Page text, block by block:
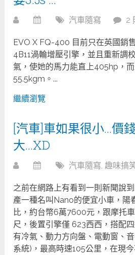
汽車隨寫 2
EVO X FQ-400 目前只在英國銷
4B11渦輪增壓引擎，並且重新調
氣，使她的馬力能直上405hp，
55.5kgm。...
繼續瀏覽
[汽車]車如果很小…價
大…XD
汽車隨寫, 趣味搞
之前在網路上有看到一則新聞說
產一種名叫Nano的便宜小車，陽
比，約台幣6萬7600元，跟摩托
尺，後置引擎僅 623西西，搭配
有冷氣、動力方向盤、電動窗、
系統)，最高時速105公里，在現